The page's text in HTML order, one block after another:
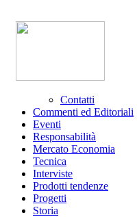
Contatti
Commenti ed Editoriali
Eventi
Responsabilità
Mercato Economia
Tecnica
Interviste
Prodotti tendenze
Progetti
Storia